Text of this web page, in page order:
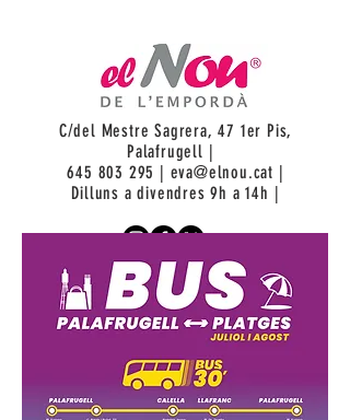
C/del Mestre Sagrera, 47 1er Pis,
Palafrugell |
645 803 295 | eva@elnou.cat |
Dilluns a divendres 9h a 14h |